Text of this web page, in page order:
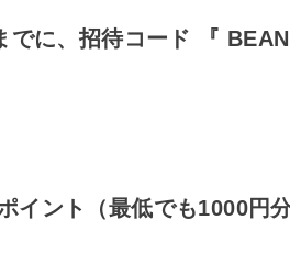
でに、招待コード 『
イント（最低でも1000円